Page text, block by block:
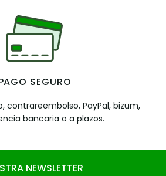
SEGURO
contrareembolso, PayPal, bizum,
bancaria o a plazos.
NEWSLETTER